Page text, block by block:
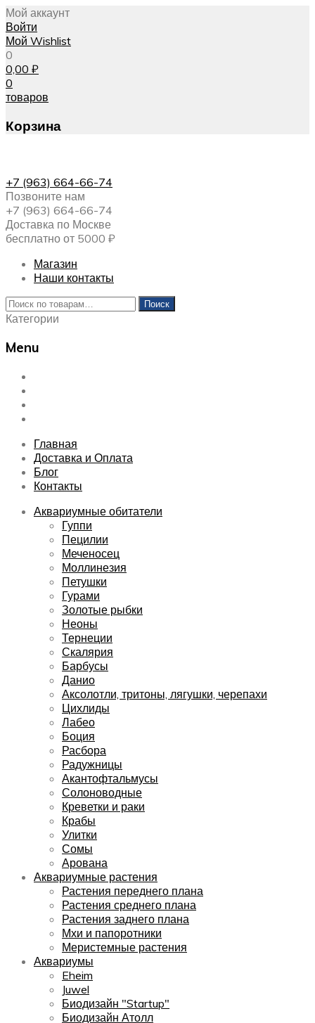
Мой аккаунт
Войти
Мой Wishlist
0
0,00 ₽
0
товаров
Корзина
+7 (963) 664-66-74
Позвоните нам
+7 (963) 664-66-74
Доставка по Москве
бесплатно от 5000 ₽
Магазин
Наши контакты
Искать:
Поиск
Категории
Menu
Skip
content
Главная
Доставка и Оплата
Блог
Контакты
Аквариумные обитатели
Гуппи
Пецилии
Меченосец
Моллинезия
Петушки
Гурами
Золотые рыбки
Неоны
Тернеции
Скалярия
Барбусы
Данио
Аксолотли, тритоны, лягушки, черепахи
Цихлиды
Лабео
Боция
Расбора
Радужницы
Акантофтальмусы
Солоноводные
Креветки и раки
Крабы
Улитки
Сомы
Арована
Аквариумные растения
Растения переднего плана
Растения среднего плана
Растения заднего плана
Мхи и папоротники
Меристемные растения
Аквариумы
Eheim
Juwel
Биодизайн "Startup"
Биодизайн Атолл